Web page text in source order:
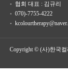
협회 대표 : 김규리
070)-7755-4222
Copyright © (사)한국컬